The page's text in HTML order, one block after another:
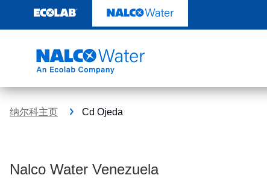
至
纳尔科主页 Cd Ojeda
Nalco Water Venezuela